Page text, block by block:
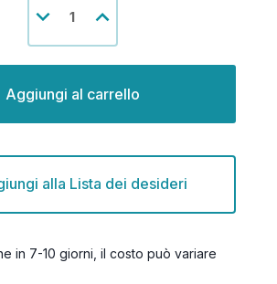
Diminuisci
la
di
Aumenta
la
di
alla Lista dei desideri
in 7-10 giorni, il costo può variare